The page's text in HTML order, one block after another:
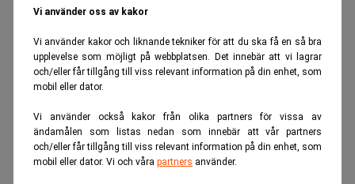
Vi använder oss av kakor
Vi använder kakor och liknande tekniker för att du ska få en så bra
upplevelse som möjligt på webbplatsen. Det innebär att vi lagrar
och/eller får tillgång till viss relevant information på din enhet, som
mobil eller dator.
Vi använder också kakor från olika partners för vissa av
ändamålen som listas nedan som innebär att vår partners
och/eller får tillgång till viss relevant information på din enhet, som
mobil eller dator. Vi och våra partners använder.